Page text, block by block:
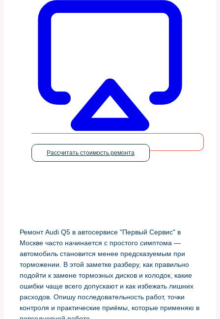
Рассчитать стоимость ремонта
Ремонт Audi Q5 в автосервисе "Первый Сервис" в
Москве часто начинается с простого симптома —
автомобиль становится менее предсказуемым при
торможении. В этой заметке разберу, как правильно
подойти к замене тормозных дисков и колодок, какие
ошибки чаще всего допускают и как избежать лишних
расходов. Опишу последовательность работ, точки
контроля и практические приёмы, которые применяю в